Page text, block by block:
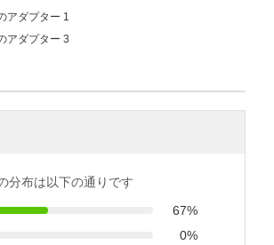
分布は以下の通りです
67%
0%